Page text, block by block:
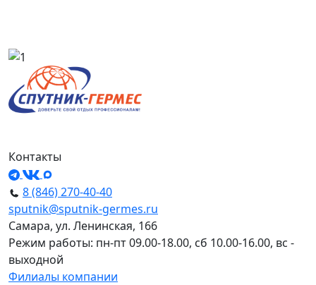
Контакты
8 (846) 270-40-40
sputnik@sputnik-germes.ru
Самара, ул. Ленинская, 166
Режим работы: пн-пт 09.00-18.00, сб 10.00-16.00, вс -
выходной
Филиалы компании